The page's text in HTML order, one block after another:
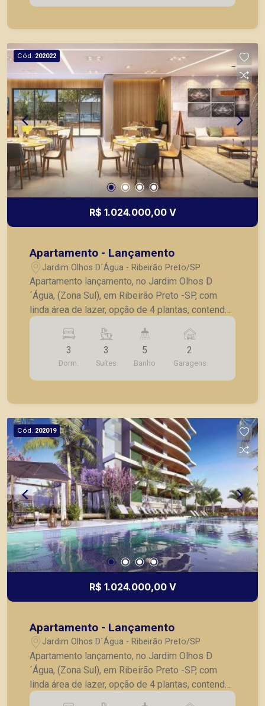
2024. * Consultar valores atualizados e unidades
Cód. 202022
R$ 1.024.000,00 V
Apartamento - Lançamento
Jardim Olhos D´Água - Ribeirão Preto/SP
Apartamento lançamento, no Jardim Olhos D
´Água, (Zona Sul), em Ribeirão Preto -SP, com
linda área de lazer, opção de 4 plantas, contendo:
- 3 suítes; - Sala 2 ambientes; - Lavabo; -
Cozinha; - Lavanderia; - Varanda gourmet; - Laje
técnica; - 2 vagas de garagem. - Fotos do
decorado. * Entrega prevista para Fevereiro de
2024. * Consultar valores atualizados e unidades
3
Dorm.
3
Suítes
5
Banho
2
Garagens
Cód. 202019
R$ 1.024.000,00 V
Apartamento - Lançamento
Jardim Olhos D´Água - Ribeirão Preto/SP
Apartamento lançamento, no Jardim Olhos D
´Água, (Zona Sul), em Ribeirão Preto -SP, com
linda área de lazer, opção de 4 plantas, contendo:
- 3 suítes; - Sala 2 ambientes; - Lavabo; -